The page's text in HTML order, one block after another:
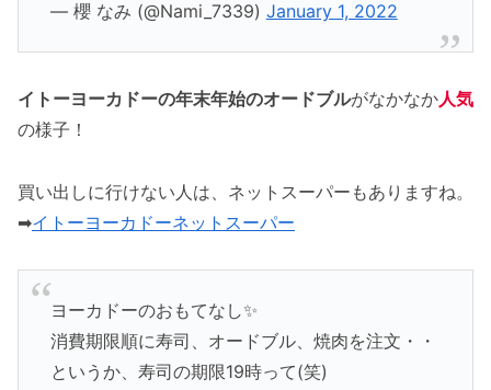
— 櫻 なみ (@Nami_7339) January 1, 2022
イトーヨーカドーの年末年始のオードブルがなかなか人気
の様子！
買い出しに行けない人は、ネットスーパーもありますね。
➡イトーヨーカドーネットスーパー
ヨーカドーのおもてなし✨
消費期限順に寿司、オードブル、焼肉を注文・・
というか、寿司の期限19時って(笑)